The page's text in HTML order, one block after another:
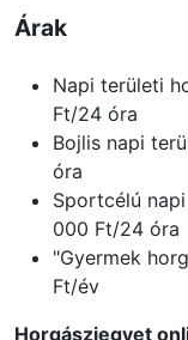
Árak
Napi területi
Ft/24 óra
Bojlis napi
óra
Sportcélú
000 Ft/24 óra
"Gyermek
Ft/év
Horgászjegyet